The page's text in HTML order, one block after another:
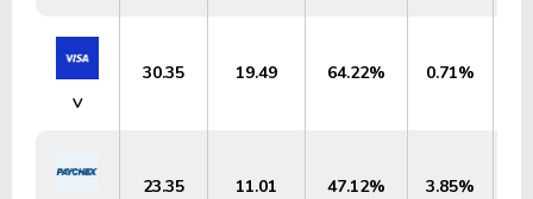
V
30.35 19.49 64.22% 0.71%
23.35 11.01 47.12% 3.85%